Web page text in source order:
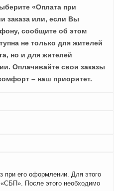
«Оплата при
заказа или, если Вы
сообщите об этом
не только для жителей
но и для жителей
Оплачивайте свои заказы
– наш приоритет.
при его оформлении. Для этого
После этого необходимо